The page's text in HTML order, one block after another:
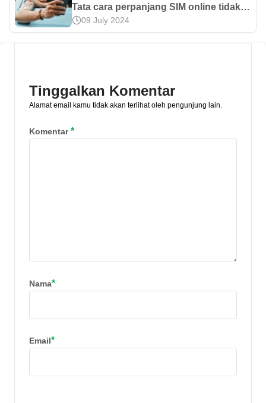
Tata cara perpanjang SIM online tidak
terlalu rumit untuk dilakukan sehingga
praktis dan mudah diikuti. Yuk, baca
09 July 2024
Tinggalkan Komentar
Alamat email kamu tidak akan terlihat oleh pengunjung lain.
Komentar*
Nama*
Email*